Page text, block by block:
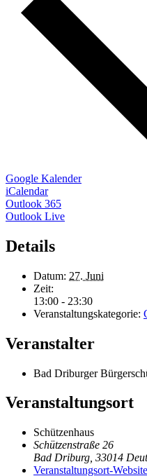
Google Kalender
iCalendar
Outlook 365
Outlook Live
Details
Datum: 27. Juni
Zeit:
13:00 - 23:30
Veranstaltungskategorie:
Veranstalter
Bad Driburger
Veranstaltungsort
Schützenhaus
Schützenstraße 26
Bad Driburg 33014
Veranstaltungsort-